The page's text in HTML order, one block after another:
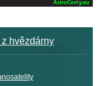
hvězdárny